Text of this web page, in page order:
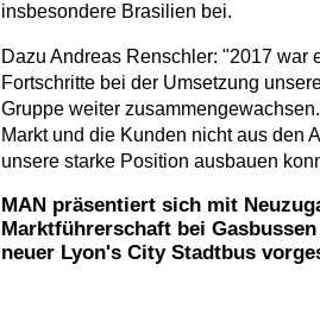
insbesondere Brasilien bei.
Dazu Andreas Renschler: "2017 war
Fortschritte bei der Umsetzung
Gruppe weiter
Markt und die Kunden nicht aus den
unsere starke Position ausbauen
MAN präsentiert sich mit
Marktführerschaft bei
neuer Lyon's City Stadtbus